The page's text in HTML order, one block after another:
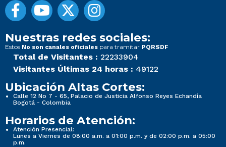
Nuestras redes sociales:
Estos No son canales oficiales para tramitar PQRSDF
Total de Visitantes : 22233904
Visitantes Últimas 24 horas : 49122
Ubicación Altas Cortes:
Calle 12 No 7 - 65, Palacio de Justicia Alfonso Reyes Echandía
Bogotá - Colombia
Horarios de Atención:
Atención Presencial:
Lunes a Viernes de 08:00 a.m. a 01:00 p.m. y de 02:00 p.m. a 05:00
p.m.